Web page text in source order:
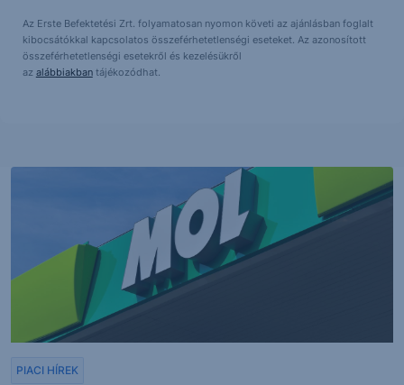
Az Erste Befektetési Zrt. folyamatosan nyomon követi az ajánlásban foglalt
kibocsátókkal kapcsolatos összeférhetetlenségi eseteket. Az azonosított
összeférhetetlenségi esetekről és kezelésükről
az alábbiakbantájékozódhat.
PIACI HÍREK